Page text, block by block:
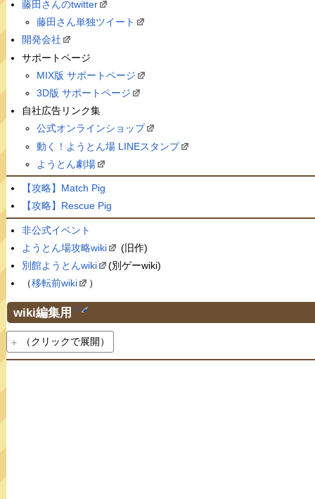
藤田さんのtwitter
藤田さん単独ツイート
開発会社
サポートページ
MIX版 サポートページ
3D版 サポートページ
自社広告リンク集
公式オンラインショップ
動く！ようとん場 LINEスタンプ
ようとん劇場
【攻略】Match Pig
【攻略】Rescue Pig
非公式イベント
ようとん場攻略wiki
(旧作)
別館ようとんwiki
(別ゲーwiki)
（移転前wiki ）
wiki編集用 †
（クリックで展開）